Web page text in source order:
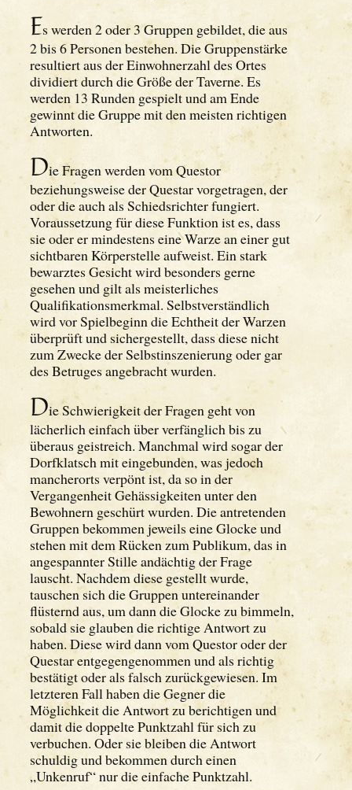
Es werden 2 oder 3 Gruppen gebildet, die aus
2 bis 6 Personen bestehen. Die Gruppenstärke
resultiert aus der Einwohnerzahl des Ortes
dividiert durch die Größe der Taverne. Es
werden 13 Runden gespielt und am Ende
gewinnt die Gruppe mit den meisten richtigen
Antworten.
Die Fragen werden vom Questor
beziehungsweise der Questar vorgetragen, der
oder die auch als Schiedsrichter fungiert.
Voraussetzung für diese Funktion ist es, dass
sie oder er mindestens eine Warze an einer gut
sichtbaren Körperstelle aufweist. Ein stark
bewarztes Gesicht wird besonders gerne
gesehen und gilt als meisterliches
Qualifikationsmerkmal. Selbstverständlich
wird vor Spielbeginn die Echtheit der Warzen
überprüft und sichergestellt, dass diese nicht
zum Zwecke der Selbstinszenierung oder gar
des Betruges angebracht wurden.
Die Schwierigkeit der Fragen geht von
lächerlich einfach über verfänglich bis zu
überaus geistreich. Manchmal wird sogar der
Dorfklatsch mit eingebunden, was jedoch
mancherorts verpönt ist, da so in der
Vergangenheit Gehässigkeiten unter den
Bewohnern geschürt wurden. Die antretenden
Gruppen bekommen jeweils eine Glocke und
stehen mit dem Rücken zum Publikum, das in
angespannter Stille andächtig der Frage
lauscht. Nachdem diese gestellt wurde,
tauschen sich die Gruppen untereinander
flüsternd aus, um dann die Glocke zu bimmeln,
sobald sie glauben die richtige Antwort zu
haben. Diese wird dann vom Questor oder der
Questar entgegengenommen und als richtig
bestätigt oder als falsch zurückgewiesen. Im
letzteren Fall haben die Gegner die
Möglichkeit die Antwort zu berichtigen und
damit die doppelte Punktzahl für sich zu
verbuchen. Oder sie bleiben die Antwort
schuldig und bekommen durch einen
„Unkenruf“ nur die einfache Punktzahl.